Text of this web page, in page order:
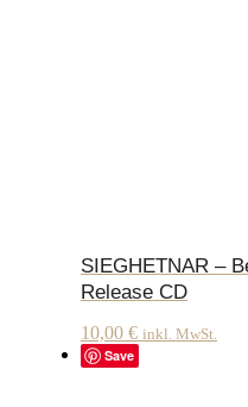
SIEGHETNAR –
Release CD
10,00 € inkl. MwSt.
Save